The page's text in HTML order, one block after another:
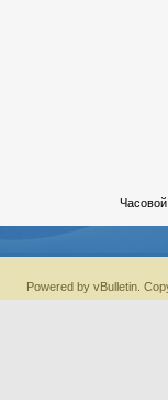
Powered by vBulletin.